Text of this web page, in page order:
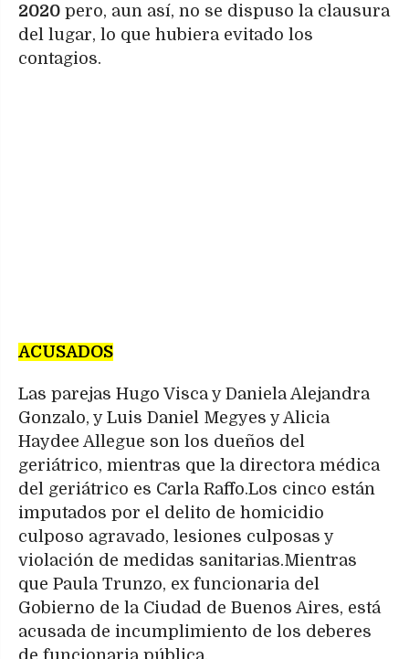
2020 pero, aun así, no se dispuso la clausura
del lugar, lo que hubiera evitado los
contagios.
ACUSADOS
Las parejas Hugo Visca y Daniela Alejandra
Gonzalo, y Luis Daniel Megyes y Alicia
Haydee Allegue son los dueños del
geriátrico, mientras que la directora médica
del geriátrico es Carla Raffo.Los cinco están
imputados por el delito de homicidio
culposo agravado, lesiones culposas y
violación de medidas sanitarias.Mientras
que Paula Trunzo, ex funcionaria del
Gobierno de la Ciudad de Buenos Aires, está
acusada de incumplimiento de los deberes
de funcionaria pública.